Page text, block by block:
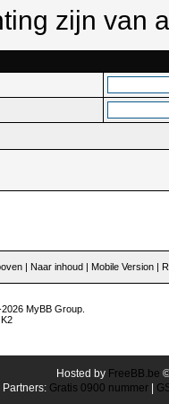
zijn van
| Naar inhoud | Mobile Version |
2026MyBB Group
K2
Hosted by FreeBB.be
Partners: Gratis 0900 nummer|